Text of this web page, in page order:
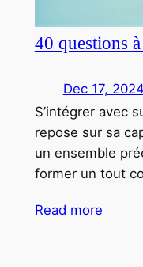
40 questions
Dec 17, 2024
S’intégrer avec
repose sur sa
un ensemble
former un tout
Read more